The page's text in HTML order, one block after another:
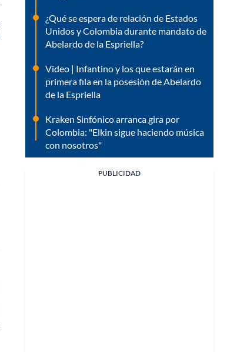
¿Qué se espera de relación de Estados
Unidos y Colombia durante mandato de
Abelardo de la Espriella?
Video | Infantino y los que estarán en
primera fila en la posesión de Abelardo
de la Espriella
Kraken Sinfónico arranca gira por
Colombia: "Elkin sigue haciendo música
con nosotros"
PUBLICIDAD